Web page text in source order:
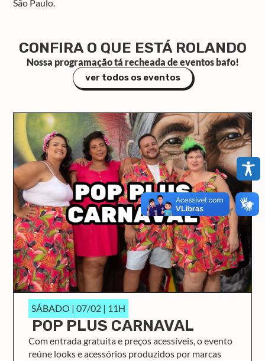
São Paulo.
CONFIRA O QUE ESTÁ ROLANDO
Nossa programação tá recheada de eventos bafo!
ver todos os eventos
SÁBADO | 07/02 | 11H
POP PLUS CARNAVAL
Com entrada gratuita e preços acessíveis, o evento
reúne looks e acessórios produzidos por marcas